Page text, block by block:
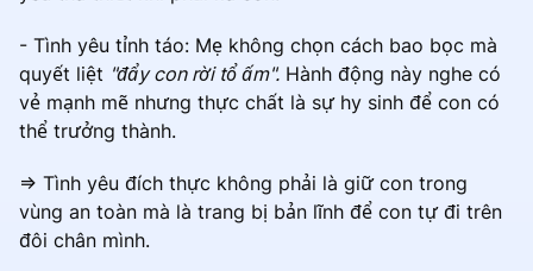
- Tình yêu tỉnh táo: Mẹ không chọn cách bao bọc mà
quyết liệt "đẩy con rời tổ ấm". Hành động này nghe có
vẻ mạnh mẽ nhưng thực chất là sự hy sinh để con có
thể trưởng thành.
=> Tình yêu đích thực không phải là giữ con trong
vùng an toàn mà là trang bị bản lĩnh để con tự đi trên
đôi chân mình.